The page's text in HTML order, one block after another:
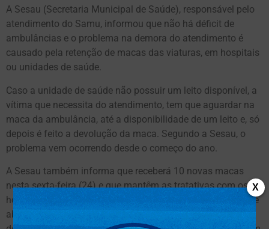
A Sesau (Secretaria Municipal de Saúde), responsável pelo
atendimento do Samu, informou que não há déficit de
ambulâncias e o problema na demora do atendimento é
causado pela retenção de macas das viaturas, em hospitais
ou unidades de saúde.
Caso a unidade de saúde não possuir um leito disponível, a
vítima que necessita do atendimento, tem que aguardar na
maca da ambulância, até a disponibilidade de um leito e, só
depois é feito a devolução da maca. Segundo a Sesau, o
problema vem ocorrendo desde o começo do ano.
A Sesau também informa que receberá 10 novas macas
nesta sexta-feira (24) e que mantêm as tratativas com os
hospitais para evitar esse problema, faz o remanejamento e
abertura de novos leitos para que seja possível absorver a
X